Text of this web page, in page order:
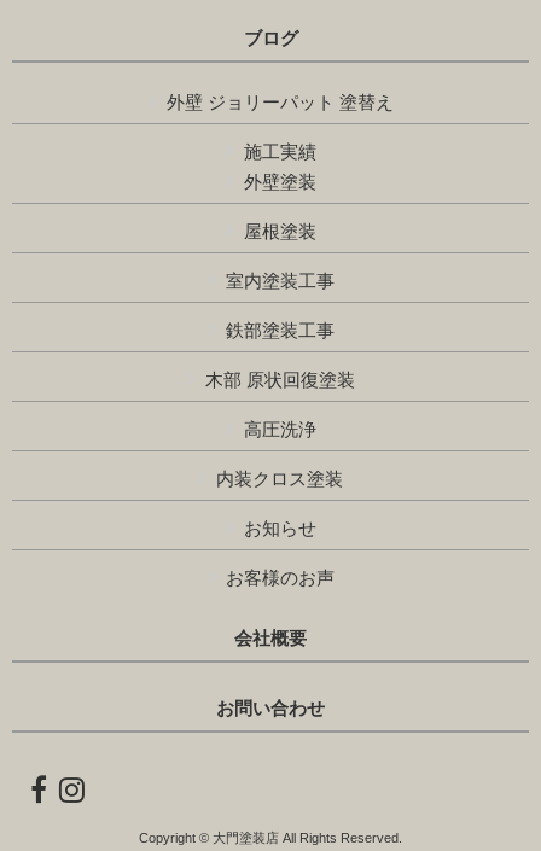
ブログ
外壁 ジョリーパット 塗替え
施工実績
外壁塗装
屋根塗装
室内塗装工事
鉄部塗装工事
木部 原状回復塗装
高圧洗浄
内装クロス塗装
お知らせ
お客様のお声
会社概要
お問い合わせ
Copyright © 大門塗装店 All Rights Reserved.